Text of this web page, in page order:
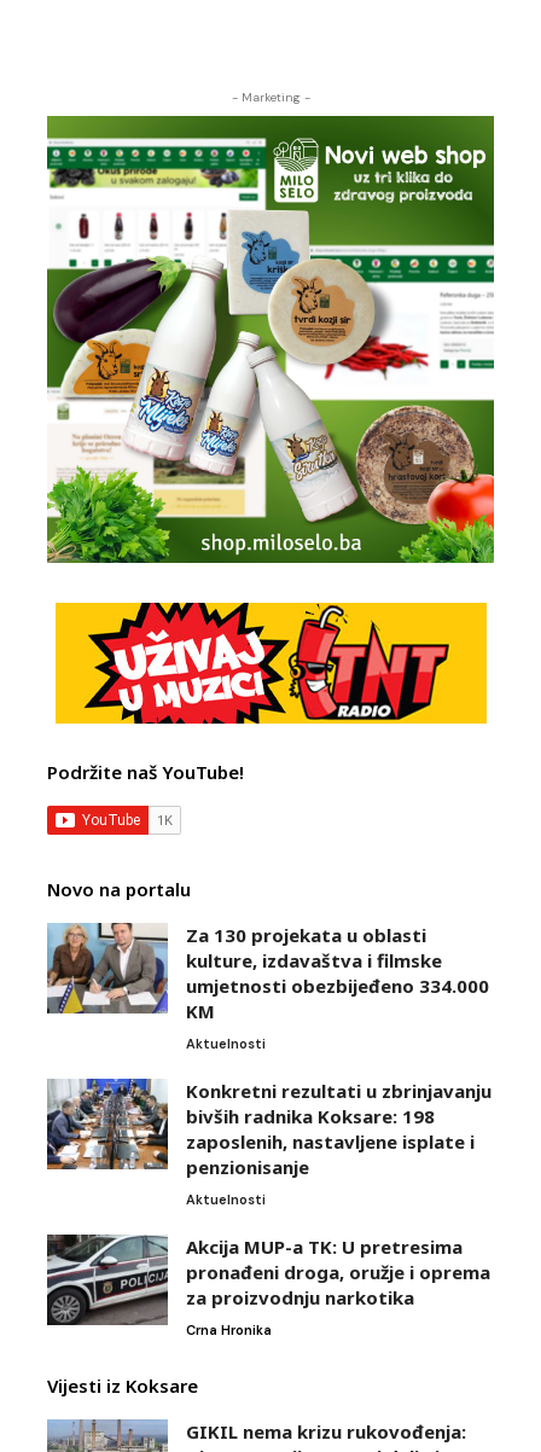
- Marketing -
Podržite naš YouTube!
Novo na portalu
Za 130 projekata u oblasti
kulture, izdavaštva i filmske
umjetnosti obezbijeđeno 334.000
KM
Aktuelnosti
Konkretni rezultati u zbrinjavanju
bivših radnika Koksare: 198
zaposlenih, nastavljene isplate i
penzionisanje
Aktuelnosti
Akcija MUP-a TK: U pretresima
pronađeni droga, oružje i oprema
za proizvodnju narkotika
Crna Hronika
Vijesti iz Koksare
GIKIL nema krizu rukovođenja: